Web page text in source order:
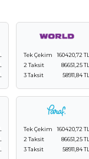
Tek Çekim
160420,72 TL
2 Taksit
86651,25 TL
3 Taksit
58911,84 TL
Tek Çekim
160420,72 TL
2 Taksit
86651,25 TL
3 Taksit
58911,84 TL